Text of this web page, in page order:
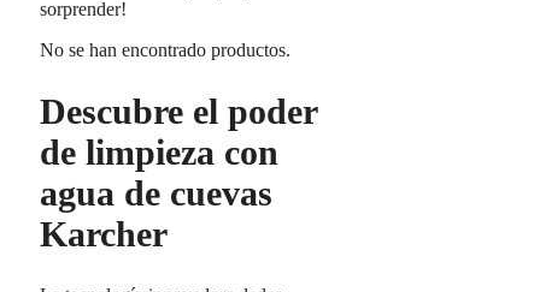
sorprender!
No se han encontrado productos.
Descubre el poder
de limpieza con
agua de cuevas
Karcher